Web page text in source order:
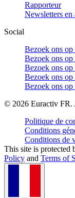
Rapporteur
Newsletters en
Social
Bezoek ons
Bezoek ons
Bezoek ons op
Bezoek ons op
Bezoek ons
© 2026 Euractiv FR.
Politique de
Conditions
Conditions de
This site is
Policy and Terms of